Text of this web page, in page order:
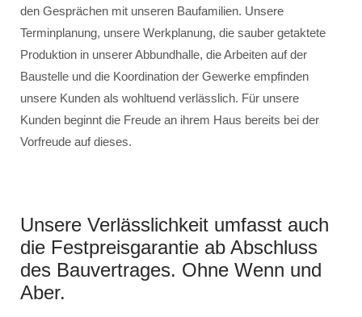
den Gesprächen mit unseren Baufamilien. Unsere
Terminplanung, unsere Werkplanung, die sauber getaktete
Produktion in unserer Abbundhalle, die Arbeiten auf der
Baustelle und die Koordination der Gewerke empfinden
unsere Kunden als wohltuend verlässlich. Für unsere
Kunden beginnt die Freude an ihrem Haus bereits bei der
Vorfreude auf dieses.
Unsere Verlässlichkeit umfasst auch
die Festpreisgarantie ab Abschluss
des Bauvertrages. Ohne Wenn und
Aber.